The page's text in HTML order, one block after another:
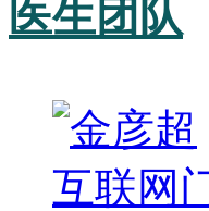
医生团队